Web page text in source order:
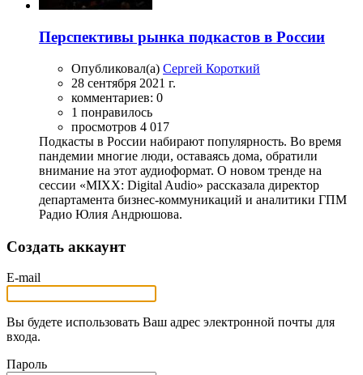
Перспективы рынка подкастов в России
Опубликовал(а) Сергей Короткий
28 сентября 2021 г.
комментариев: 0
1 понравилось
просмотров 4 017
Подкасты в России набирают популярность. Во время
пандемии многие люди, оставаясь дома, обратили
внимание на этот аудиоформат. О новом тренде на
сессии «MIXX: Digital Audio» рассказала директор
департамента бизнес-коммуникаций и аналитики ГПМ
Радио Юлия Андрюшова.
Создать аккаунт
E-mail
Вы будете использовать Ваш адрес электронной почты для
входа.
Пароль